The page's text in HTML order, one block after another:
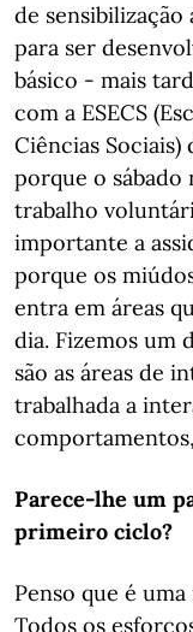
de sensibilização
para ser
básico - mais
com a ESECS
Ciências
porque o sábado
trabalho
importante a
porque os
entra em áreas
dia. Fizemos um
são as áreas de
trabalhada a
Parece-lhe um
primeiro ciclo?
Penso que é
Todos os